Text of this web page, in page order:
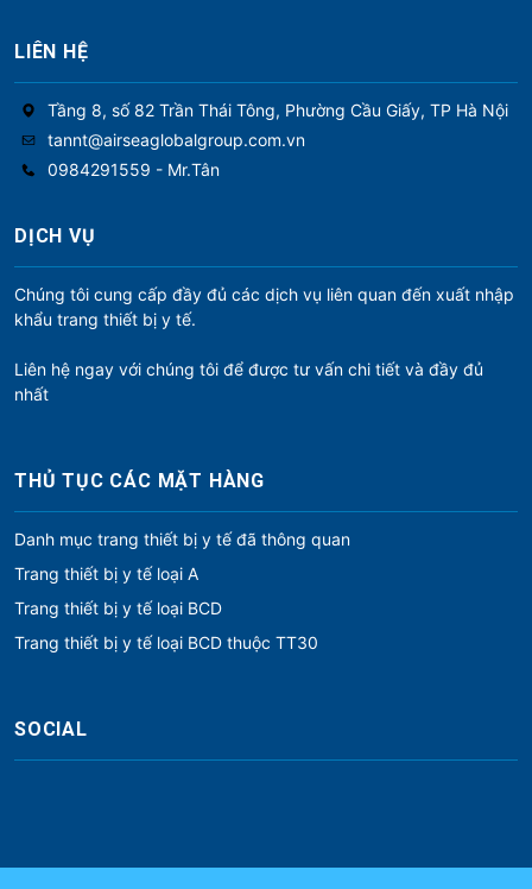
LIÊN HỆ
Tầng 8, số 82 Trần Thái Tông, Phường Cầu Giấy, TP Hà Nội
tannt@airseaglobalgroup.com.vn
0984291559 - Mr.Tân
DỊCH VỤ
Chúng tôi cung cấp đầy đủ các dịch vụ liên quan đến xuất nhập
khẩu trang thiết bị y tế.
Liên hệ ngay với chúng tôi để được tư vấn chi tiết và đầy đủ
nhất
THỦ TỤC CÁC MẶT HÀNG
Danh mục trang thiết bị y tế đã thông quan
Trang thiết bị y tế loại A
Trang thiết bị y tế loại BCD
Trang thiết bị y tế loại BCD thuộc TT30
SOCIAL